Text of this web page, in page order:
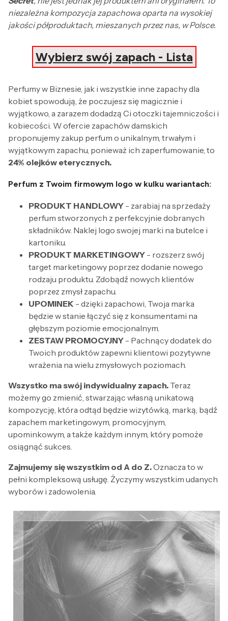
niezależna kompozycja zapachowa oparta na wysokiej
jakości półproduktach, mieszanych przez nas, w Polsce.
Wybierz swój zapach - Lista
Perfumy w Biznesie, jak i wszystkie inne zapachy dla
kobiet spowodują, że poczujesz się magicznie i
wyjątkowo, a zarazem dodadzą Ci otoczki tajemniczości i
kobiecości. W ofercie zapachów damskich
proponujemy zakup perfum o unikalnym, trwałym i
wyjątkowym zapachu, ponieważ ich zaperfumowanie, to
24% olejków eterycznych.
Perfum z Twoim firmowym logo w kulku wariantach:
PRODUKT HANDLOWY - zarabiaj na sprzedaży
perfum stworzonych z perfekcyjnie dobranych
składników. Naklej logo swojej marki na butelce i
kartoniku.
PRODUKT MARKETINGOWY - rozszerz swój
target marketingowy poprzez dodanie nowego
rodzaju produktu. Zdobądź nowych klientów
poprzez zmysł zapachu.
UPOMINEK - dzięki zapachowi, Twoja marka
będzie w stanie łączyć się z konsumentami na
głębszym poziomie emocjonalnym.
ZESTAW PROMOCYJNY - Pachnący dodatek do
Twoich produktów zapewni klientowi pozytywne
wrażenia na wielu zmysłowych poziomach.
Wszystko ma swój indywidualny zapach. Teraz
możemy go zmienić, stwarzając własną unikatową
kompozycję, która odtąd będzie wizytówką, marką, bądź
zapachem marketingowym, promocyjnym,
upominkowym, a także każdym innym, który pomoże
osiągnąć sukces.
Zajmujemy się wszystkim od A do Z.Oznacza to w
pełni kompleksową usługę. Życzymy wszystkim udanych
wyborów i zadowolenia.